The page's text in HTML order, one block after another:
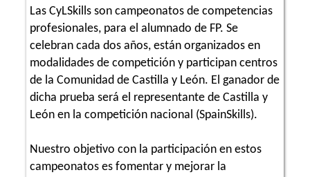
Las CyLSkills son campeonatos de competencias
profesionales, para el alumnado de FP. Se
celebran cada dos años, están organizados en
modalidades de competición y participan centros
de la Comunidad de Castilla y León. El ganador de
dicha prueba será el representante de Castilla y
León en la competición nacional (SpainSkills).
Nuestro objetivo con la participación en estos
campeonatos es fomentar y mejorar la